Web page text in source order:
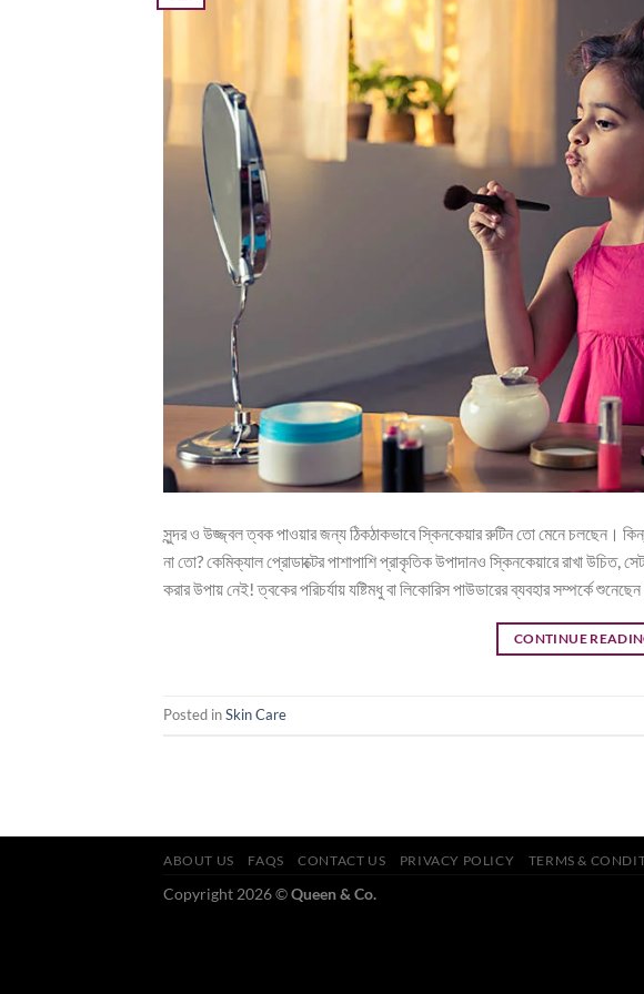
সুন্দর ও উজ্জ্বল ত্বক পাওয়ার জন্য ঠিকঠাকভাবে স্কিনকেয়ার রুটিন তো মেনে চলছেন।
না তো? কেমিক্যাল প্রোডাক্টের পাশাপাশি প্রাকৃতিক উপাদানও স্কিনকেয়ারে রাখা
করার উপায় নেই! ত্বকের পরিচর্যায় যষ্টিমধু বা লিকোরিস পাউডারের ব্যবহার সম্পর্কে
CONTINUE
Posted inSkin Care
ABOUT US FAQS CONTACT US PRIVACY POLICY TERMS &
Copyright 2026 ©Queen & Co.